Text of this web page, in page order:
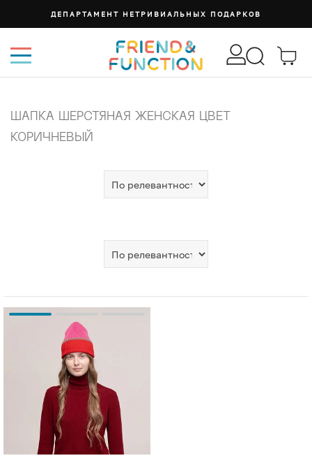
ДЕПАРТАМЕНТ НЕТРИВИАЛЬНЫХ ПОДАРКОВ
ШАПКА ШЕРСТЯНАЯ ЖЕНСКАЯ ЦВЕТ
КОРИЧНЕВЫЙ